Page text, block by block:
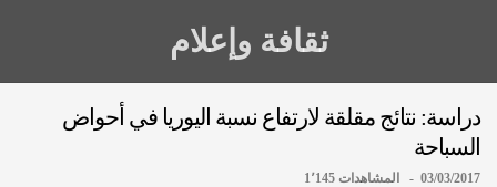
ثقافة وإعلام
دراسة: نتائج مقلقة لارتفاع نسبة اليوريا في أحواض
السباحة
03/03/2017 - المشاهدات 1٬145